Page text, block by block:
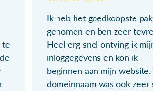
te
Ik heb het goedkoopste
genomen en ben zeer
Heel erg snel ontving ik
inloggegevens en kon ik
beginnen aan mijn website.
domeinnaam was ook zeer